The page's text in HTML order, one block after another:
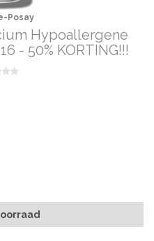
Posay
Hypoallergene
- 50% KORTING!!!